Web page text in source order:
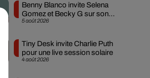
5 août 2026
Benny Blanco invite Selena
Gomez et Becky G sur son
nouveau single
4 août 2026
Tiny Desk invite Charlie Puth
pour une live session solaire